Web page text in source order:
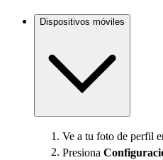
Dispositivos móviles
Ve a tu foto de perfil
Presiona